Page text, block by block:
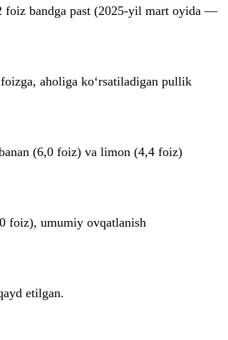
foiz bandga past (2025-yil mart oyida —
aholiga ko‘rsatiladigan pullik
(6,0 foiz) va limon (4,4 foiz)
foiz), umumiy ovqatlanish
etilgan.